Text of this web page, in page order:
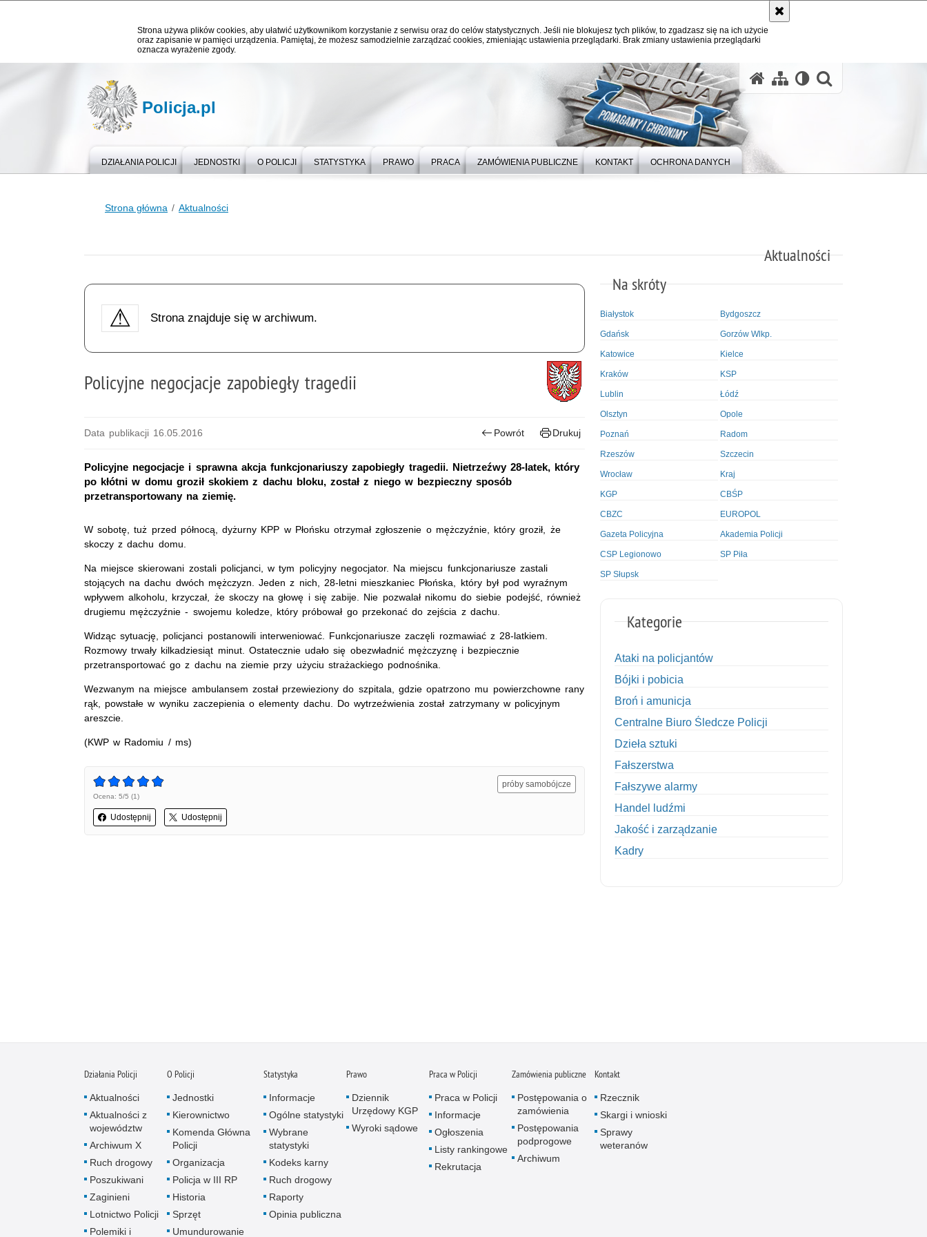
Strona używa plików cookies, aby ułatwić użytkownikom korzystanie z serwisu oraz do celów statystycznych. Jeśli nie blokujesz tych plików, to zgadzasz się na ich użycie
oraz zapisanie w pamięci urządzenia. Pamiętaj, że możesz samodzielnie zarządzać cookies, zmieniając ustawienia przeglądarki. Brak zmiany ustawienia przeglądarki
oznacza wyrażenie zgody.
Policja.pl
DZIAŁANIA POLICJI JEDNOSTKI O POLICJI STATYSTYKA PRAWO PRACA ZAMÓWIENIA PUBLICZNE KONTAKT OCHRONA DANYCH
Strona główna Aktualności
Aktualności
Strona znajduje się w archiwum.
Policyjne negocjacje zapobiegły tragedii
Data publikacji 16.05.2016 Powrót Drukuj
Policyjne negocjacje i sprawna akcja funkcjonariuszy zapobiegły tragedii. Nietrzeźwy 28-latek, który
po kłótni w domu groził skokiem z dachu bloku, został z niego w bezpieczny sposób
przetransportowany na ziemię.
W sobotę, tuż przed północą, dyżurny KPP w Płońsku otrzymał zgłoszenie o mężczyźnie, który groził, że
skoczy z dachu domu.
Na miejsce skierowani zostali policjanci, w tym policyjny negocjator. Na miejscu funkcjonariusze zastali
stojących na dachu dwóch mężczyzn. Jeden z nich, 28-letni mieszkaniec Płońska, który był pod wyraźnym
wpływem alkoholu, krzyczał, że skoczy na głowę i się zabije. Nie pozwalał nikomu do siebie podejść, również
drugiemu mężczyźnie - swojemu koledze, który próbował go przekonać do zejścia z dachu.
Widząc sytuację, policjanci postanowili interweniować. Funkcjonariusze zaczęli rozmawiać z 28-latkiem.
Rozmowy trwały kilkadziesiąt minut. Ostatecznie udało się obezwładnić mężczyznę i bezpiecznie
przetransportować go z dachu na ziemie przy użyciu strażackiego podnośnika.
Wezwanym na miejsce ambulansem został przewieziony do szpitala, gdzie opatrzono mu powierzchowne rany
rąk, powstałe w wyniku zaczepienia o elementy dachu. Do wytrzeźwienia został zatrzymany w policyjnym
areszcie.
(KWP w Radomiu / ms)
Ocena: 5/5 (1)
Udostępnij Udostępnij
próby samobójcze
Na skróty
Białystok Bydgoszcz
Gdańsk Gorzów Wlkp.
Katowice Kielce
Kraków KSP
Lublin Łódź
Olsztyn Opole
Poznań Radom
Rzeszów Szczecin
Wrocław Kraj
KGP CBŚP
CBZC EUROPOL
Gazeta Policyjna Akademia Policji
CSP Legionowo SP Piła
SP Słupsk
Kategorie
Ataki na policjantów
Bójki i pobicia
Broń i amunicja
Centralne Biuro Śledcze Policji
Dzieła sztuki
Fałszerstwa
Fałszywe alarmy
Handel ludźmi
Jakość i zarządzanie
Kadry
Nietrzeźwi kierujący
Nietrzeźwi opiekunowie
Działania Policji
Aktualności
Aktualności z
województw
Archiwum X
Ruch drogowy
Poszukiwani
Zaginieni
Lotnictwo Policji
Polemiki i
O Policji
Jednostki
Kierownictwo
Komenda Główna
Policji
Organizacja
Policja w III RP
Historia
Sprzęt
Umundurowanie
Statystyka
Informacje
Ogólne statystyki
Wybrane
statystyki
Kodeks karny
Ruch drogowy
Raporty
Opinia publiczna
Prawo
Dziennik
Urzędowy KGP
Wyroki sądowe
Praca w Policji
Praca w Policji
Informacje
Ogłoszenia
Listy rankingowe
Rekrutacja
Zamówienia publiczne
Postępowania o
zamówienia
Postępowania
podprogowe
Archiwum
Kontakt
Rzecznik
Skargi i wnioski
Sprawy
weteranów